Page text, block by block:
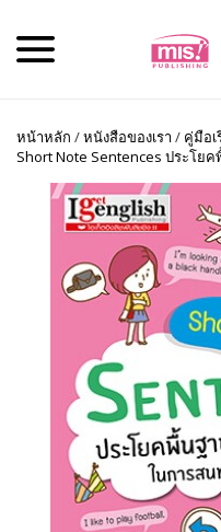
หน้าหลัก /หนังสือของเรา / คู่มือ
Short Note Sentences ประโย